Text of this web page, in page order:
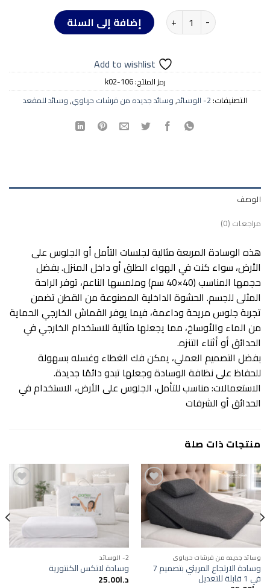
كمية وسادة المقعد | Seat cushionإضافة إلى السلة
Add to wishlist
رمز المنتج:k02-106
التصنيفات:2- الوسائد ,وسائد جديده من فرشات حرباوي,وسائد للمقعد
الوصف
مراجعات (0)
هذه الوسادة المربعة مثالية لجلسات التأمل أو الجلوس على
الأرض، سواء كنت في الهواء الطلق أو داخل المنزل. بفضل
حجمها المناسب (40×40 سم) وملمسها الناعم، توفر الراحة
المثلى للجسم. الحشوة الداخلية المصنوعة من القطن تضمن
تجربة جلوس مريحة وداعمة، فيما يوفر القماش الخارجي الحماية
من الماء والأوساخ، مما يجعلها مثالية للاستخدام الخارجي في
الحدائق أو أثناء التنزه.
بفضل التصميم العملي، يمكن فك الغطاء وغسله بسهولة
للحفاظ على نظافة الوسادة وجعلها تبدو دائمًا جديدة.
الاستعمالات: مناسب للتأمل، الجلوس على الأرض، الاستخدام في
الحدائق أو الشرفات
منتجات ذات صلة
Add to
wishlist
وسائد جديده من فرشات حرباوي
وسادة الارتجاع المريئي بتصميم 7
في 1 قابلة للتعديل
Add to
wishlist
2- الوسائد
وسادة لاتكس الكنتورية
د.ا25.00